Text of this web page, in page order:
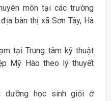
môn tại các trường
bàn thị xã Sơn Tây, Hà
tại Trung tâm kỹ thuật
Mỹ Hào theo lý thuyết
dưỡng học sinh giỏi ở